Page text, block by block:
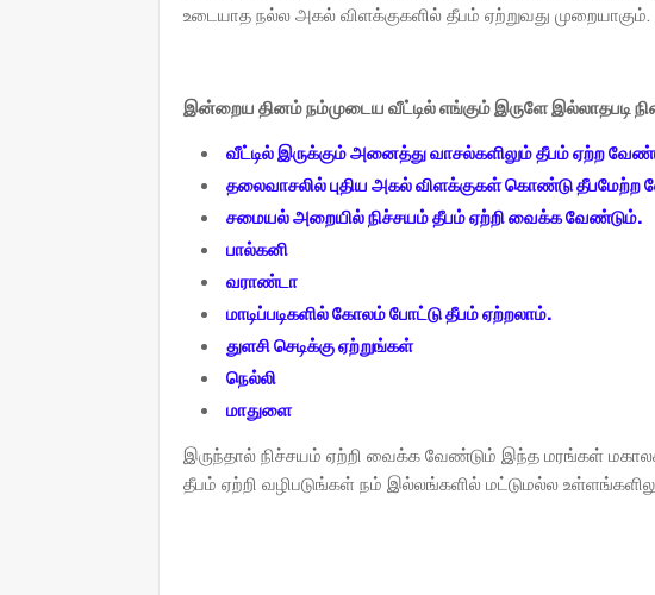
உடையாத நல்ல அகல் விளக்குகளில் தீபம் ஏற்றுவது முறையாகும்.
இன்றைய தினம் நம்முடைய வீட்டில் எங்கும் இருளே இல்லாதபடி
வீட்டில் இருக்கும் அனைத்து வாசல்களிலும் தீபம் ஏற்ற
தலைவாசலில் புதிய அகல் விளக்குகள் கொண்டு தீபமேற்ற
சமையல் அறையில் நிச்சயம் தீபம் ஏற்றி வைக்க வேண்டும்.
பால்கனி
வராண்டா
மாடிப்படிகளில் கோலம் போட்டு தீபம் ஏற்றலாம்.
துளசி செடிக்கு ஏற்றுங்கள்
நெல்லி
மாதுளை
இருந்தால் நிச்சயம் ஏற்றி வைக்க வேண்டும் இந்த மரங்கள்
தீபம் ஏற்றி வழிபடுங்கள் நம் இல்லங்களில் மட்டுமல்ல